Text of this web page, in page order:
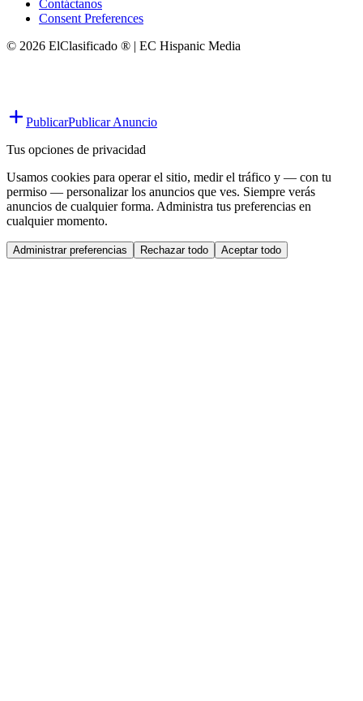
Contáctanos
Consent Preferences
© 2026 ElClasificado ® | EC Hispanic Media
PublicarPublicar Anuncio
Tus opciones de privacidad
Usamos cookies para operar el sitio, medir el tráfico y — con tu
permiso — personalizar los anuncios que ves. Siempre verás
anuncios de cualquier forma. Administra tus preferencias en
cualquier momento.
Administrar preferencias Rechazar todo Aceptar todo